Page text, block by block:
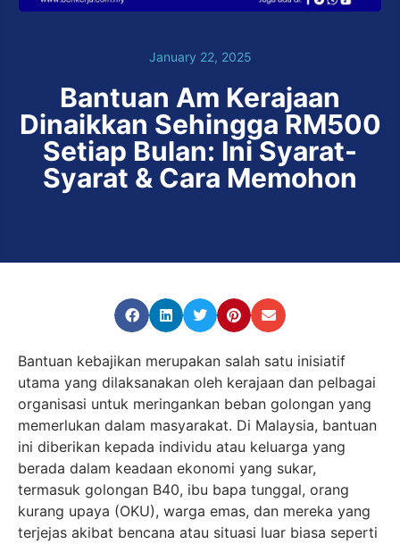
January 22, 2025
Bantuan Am Kerajaan
Dinaikkan Sehingga RM500
Setiap Bulan: Ini Syarat-
Syarat & Cara Memohon
Bantuan kebajikan merupakan salah satu inisiatif
utama yang dilaksanakan oleh kerajaan dan pelbagai
organisasi untuk meringankan beban golongan yang
memerlukan dalam masyarakat. Di Malaysia, bantuan
ini diberikan kepada individu atau keluarga yang
berada dalam keadaan ekonomi yang sukar,
termasuk golongan B40, ibu bapa tunggal, orang
kurang upaya (OKU), warga emas, dan mereka yang
terjejas akibat bencana atau situasi luar biasa seperti